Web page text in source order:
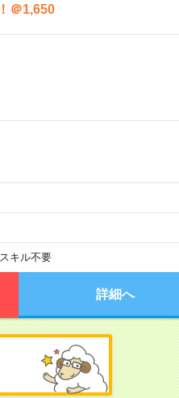
＠1,650
キル不要
詳細へ